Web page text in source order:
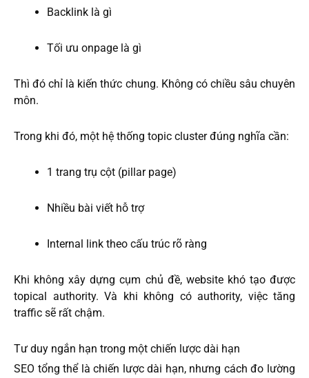
Backlink là gì
Tối ưu onpage là gì
Thì đó chỉ là kiến thức chung. Không có chiều sâu chuyên
môn.
Trong khi đó, một hệ thống topic cluster đúng nghĩa cần:
1 trang trụ cột (pillar page)
Nhiều bài viết hỗ trợ
Internal link theo cấu trúc rõ ràng
Khi không xây dựng cụm chủ đề, website khó tạo được
topical authority. Và khi không có authority, việc tăng
traffic sẽ rất chậm.
Tư duy ngắn hạn trong một chiến lược dài hạn
SEO tổng thể là chiến lược dài hạn, nhưng cách đo lường